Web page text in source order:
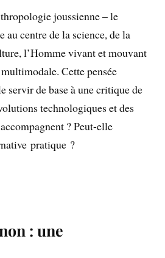
joussienne – le
au centre de la science, de la
l’Homme vivant et mouvant
Cette pensée
servir de base à une critique de
technologiques et des
? Peut-elle
pratique ?
: une